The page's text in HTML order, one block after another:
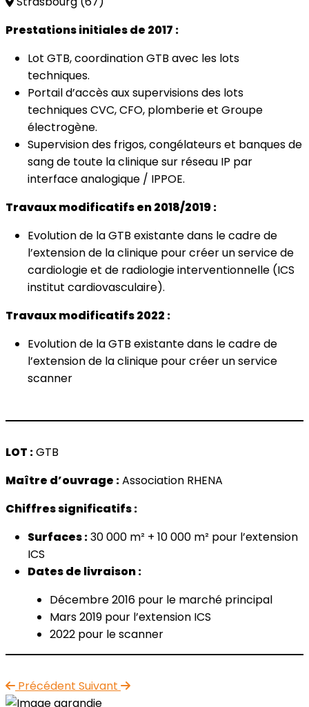
Prestations initiales de 2017 :
Lot GTB, coordination GTB avec les lots
techniques.
Portail d’accès aux supervisions des lots
techniques CVC, CFO, plomberie et Groupe
électrogène.
Supervision des frigos, congélateurs et banques de
sang de toute la clinique sur réseau IP par
interface analogique / IPPOE.
Travaux modificatifs en 2018/2019 :
Evolution de la GTB existante dans le cadre de
l’extension de la clinique pour créer un service de
cardiologie et de radiologie interventionnelle (ICS
institut cardiovasculaire).
Travaux modificatifs 2022 :
Evolution de la GTB existante dans le cadre de
l’extension de la clinique pour créer un service
scanner
LOT :GTB
Maître d’ouvrage :Association RHENA
Chiffres significatifs :
Surfaces :30 000 m² + 10 000 m² pour l’extension
ICS
Dates de livraison :
Décembre 2016 pour le marché principal
Mars 2019 pour l’extension ICS
2022 pour le scanner
Précédent Suivant